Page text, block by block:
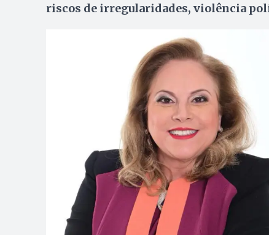
riscos de irregularidades, violência